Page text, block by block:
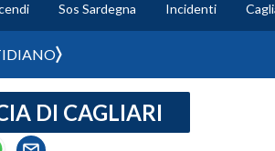
Sos Sardegna Incidenti
DI CAGLIARI